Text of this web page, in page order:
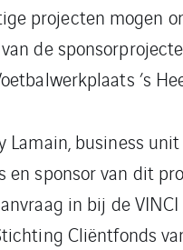
projecten mogen
van de
’s
Lamain, business
en sponsor van dit
in bij de
Cliëntfonds